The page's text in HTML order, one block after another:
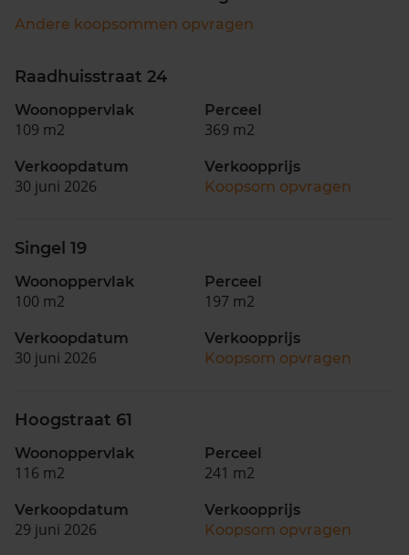
Andere koopsommen opvragen
Raadhuisstraat 24
Woonoppervlak
109 m2
Perceel
369 m2
Verkoopdatum
30 juni 2026
Verkoopprijs
Koopsom opvragen
Singel 19
Woonoppervlak
100 m2
Perceel
197 m2
Verkoopdatum
30 juni 2026
Verkoopprijs
Koopsom opvragen
Hoogstraat 61
Woonoppervlak
116 m2
Perceel
241 m2
Verkoopdatum
29 juni 2026
Verkoopprijs
Koopsom opvragen